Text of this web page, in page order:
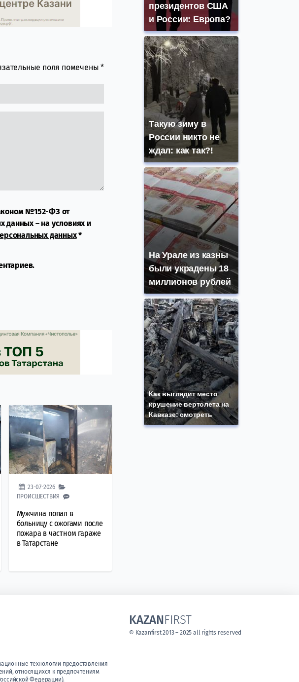
поля помечены*
№152-ФЗ от
данных – на условиях и
данных*
23-07-2026
ПРОИСШЕСТВИЯ
Мужчина попал в
больницу с ожогами после
пожара в частном гараже
в Татарстане
президентов США
и России: Европа?
Такую зиму в
России никто не
ждал: как так?!
На Урале из казны
были украдены 18
миллионов рублей
Как выглядит место
крушение вертолета на
Кавказе: смотреть
технологии предоставления
относящихся к предпочтениям
Федерации).
KAZANFIRST
© Kazanfirst 2013 – 2025 all rights reserved